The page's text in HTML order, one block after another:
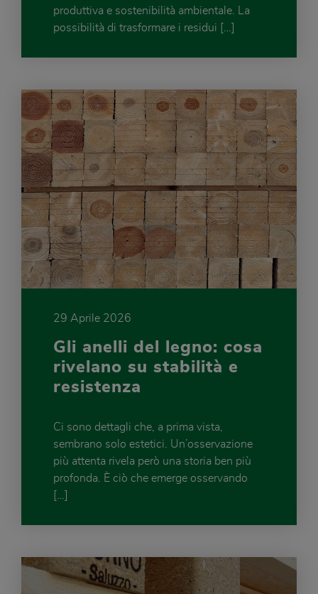
produttiva e sostenibilità ambientale. La
possibilità di trasformare i residui […]
29 Aprile 2026
Gli anelli del legno: cosa
rivelano su stabilità e
resistenza
Ci sono dettagli che, a prima vista,
sembrano solo estetici. Un’osservazione
più attenta rivela però una storia ben più
profonda. È ciò che emerge osservando